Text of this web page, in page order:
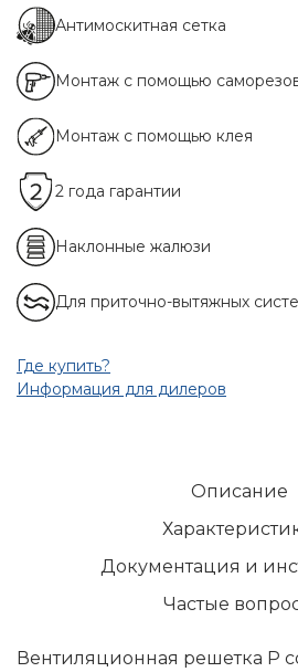
Антимоскитная сетка
Монтаж с помощью
Монтаж с помощью клея
2 года гарантии
Наклонные жалюзи
Для приточно-вытяжных
Где купить?
Информация для дилеров
Описание
Документация и
Частые
Вентиляционная решетка Р